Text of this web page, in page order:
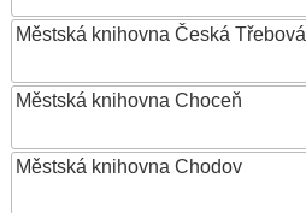
Městská knihovna Česká Třebová
Městská knihovna Choceň
Městská knihovna Chodov